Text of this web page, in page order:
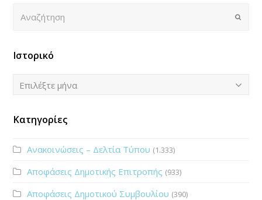
Submit
Ιστορικό
Ιστορικό
Επιλέξτε μήνα
Κατηγορίες
Ανακοινώσεις – Δελτία Τύπου (1.333)
Αποφάσεις Δημοτικής Επιτροπής (933)
Αποφάσεις Δημοτικού Συμβουλίου (390)